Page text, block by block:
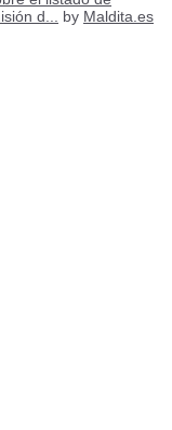
d... by Maldita.es